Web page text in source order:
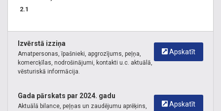
Profesionāla grīdu liešana
Grīdu liešanas pakalpojumi Vidzemē
Grīdu liešanas pakalpojumi Rīgā
2.1
Apskatīt
Izvērstā izziņa
Amatpersonas, īpašnieki, apgrozījums, peļņa,
komercķīlas, nodrošinājumi, kontakti u.c. aktuālā,
vēsturiskā informācija.
Apskatīt
Gada pārskats par 2024. gadu
Aktuālā bilance, peļņas un zaudējumu aprēķins,